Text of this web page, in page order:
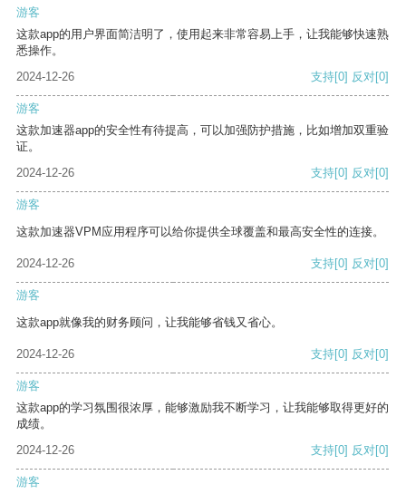
游客
这款app的用户界面简洁明了，使用起来非常容易上手，让我能够快速熟
悉操作。
2024-12-26
支持[0] 反对[0]
游客
这款加速器app的安全性有待提高，可以加强防护措施，比如增加双重验
证。
2024-12-26
支持[0] 反对[0]
游客
这款加速器VPM应用程序可以给你提供全球覆盖和最高安全性的连接。
2024-12-26 支持[0] 反对[0]
游客
这款app就像我的财务顾问，让我能够省钱又省心。
2024-12-26 支持[0] 反对[0]
游客
这款app的学习氛围很浓厚，能够激励我不断学习，让我能够取得更好的
成绩。
2024-12-26
支持[0] 反对[0]
游客